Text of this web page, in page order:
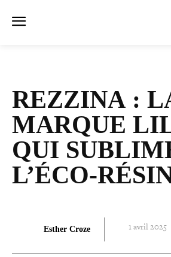
REZZINA :
MARQUE
QUI
L’ÉCO-
Esther Croze 1 avril 2025